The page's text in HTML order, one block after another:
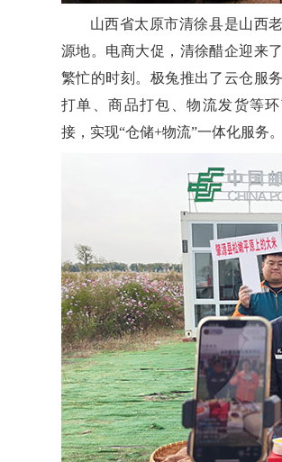
山西省太原市清徐县是山西
源地。电商大促，清徐醋企迎来
繁忙的时刻。极兔推出了云仓服
打单、商品打包、物流发货等
接，实现“仓储+物流”一体化服务。